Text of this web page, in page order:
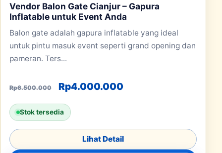
Vendor Balon Gate Cianjur – Gapura
Inflatable untuk Event Anda
Balon gate adalah gapura inflatable yang ideal
untuk pintu masuk event seperti grand opening dan
pameran. Ters...
Rp6.500.000 Harga aslinya adalah:
Rp4.000.000Harga saat ini
Stok tersedia
Lihat Detail